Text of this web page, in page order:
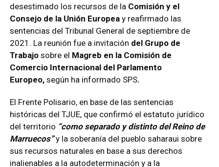
desestimado los recursos de la Comisión y el
Consejo de la Unión Europea y reafirmado las
sentencias del Tribunal General de septiembre de
2021. La reunión fue a invitación del Grupo de
Trabajo sobre el Magreb en la Comisión de
Comercio Internacional del Parlamento
Europeo, según ha informado SPS.
El Frente Polisario, en base de las sentencias
históricas del TJUE, que confirmó el estatuto jurídico
del territorio “como separado y distinto del Reino de
Marruecos”y la soberanía del pueblo saharaui sobre
sus recursos naturales en base a sus derechos
inalienables a la autodeterminación y a la